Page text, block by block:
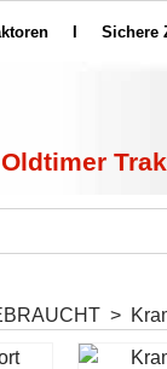
I Sichere
>